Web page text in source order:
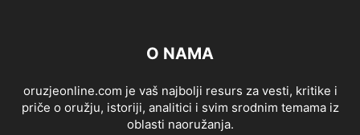
O NAMA
oruzjeonline.com je vaš najbolji resurs za vesti, kritike i
priče o oružju, istoriji, analitici i svim srodnim temama iz
oblasti naoružanja.